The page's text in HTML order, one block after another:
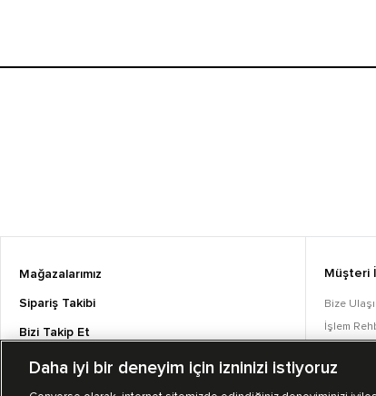
Mağazalarımız
Sipariş Takibi
Bizi Takip Et
Müşteri
Bize
İşlem
Converse
Daha iyi bir deneyim için izninizi istiyoruz